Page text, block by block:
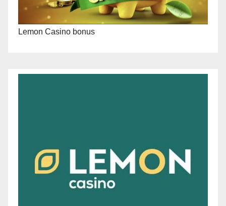
Lemon Casino bonus